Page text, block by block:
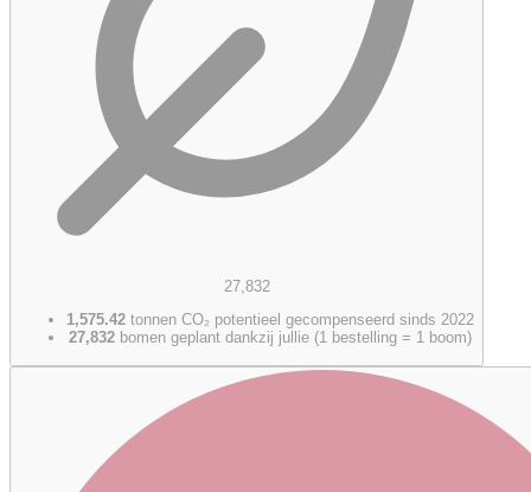
27,832
1,575.42 tonnen CO₂ potentieel gecompenseerd sinds 2022
27,832 bomen geplant dankzij jullie (1 bestelling = 1 boom)